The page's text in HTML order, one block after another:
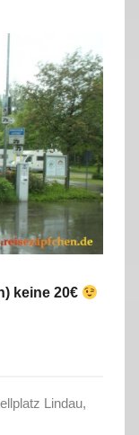
keine 20€
Lindau,